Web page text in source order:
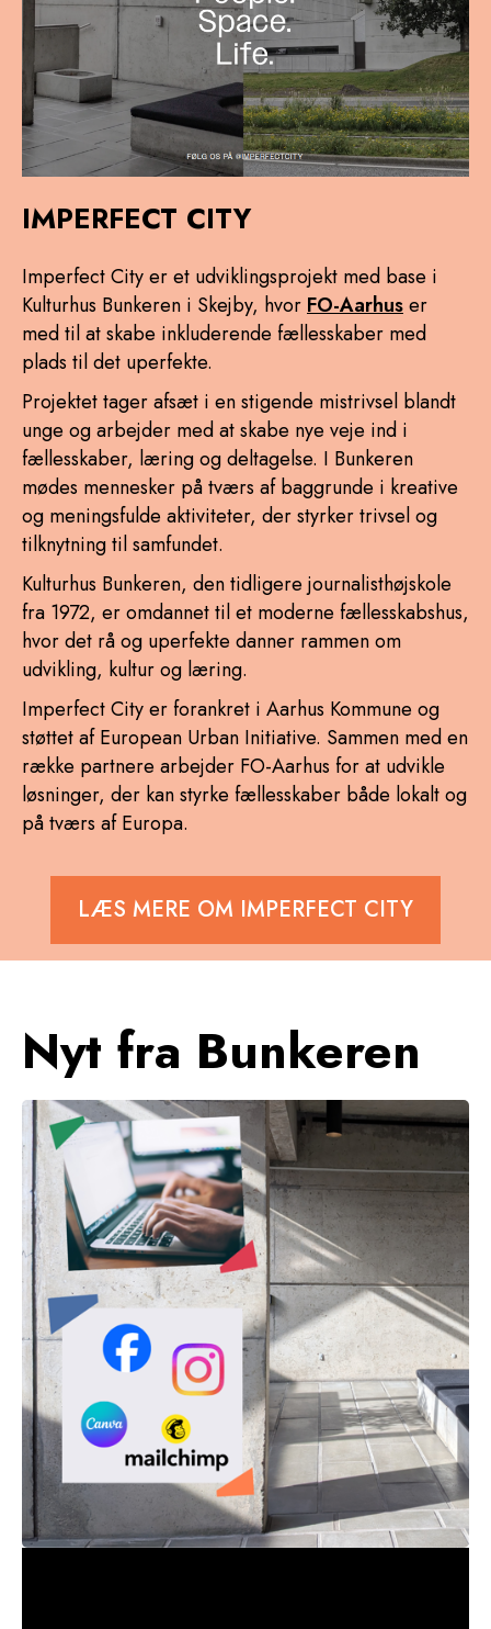
IMPERFECT CITY
Imperfect City er et udviklingsprojekt med base i
Kulturhus Bunkeren i Skejby, hvor FO-Aarhuser
med til at skabe inkluderende fællesskaber med
plads til det uperfekte.
Projektet tager afsæt i en stigende mistrivsel blandt
unge og arbejder med at skabe nye veje ind i
fællesskaber, læring og deltagelse. I Bunkeren
mødes mennesker på tværs af baggrunde i kreative
og meningsfulde aktiviteter, der styrker trivsel og
tilknytning til samfundet.
Kulturhus Bunkeren, den tidligere journalisthøjskole
fra 1972, er omdannet til et moderne fællesskabshus,
hvor det rå og uperfekte danner rammen om
udvikling, kultur og læring.
Imperfect City er forankret i Aarhus Kommune og
støttet af European Urban Initiative. Sammen med en
række partnere arbejder FO-Aarhus for at udvikle
løsninger, der kan styrke fællesskaber både lokalt og
på tværs af Europa.
LÆS MERE OM IMPERFECT CITY
Nyt fra Bunkeren